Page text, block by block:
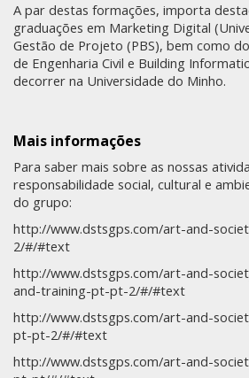
A par destas formações, importa
graduações em Marketing Digital
Gestão de Projeto (PBS), bem como
de Engenharia Civil e Building
decorrer na Universidade do Minho.
Mais informações
Para saber mais sobre as nossas
responsabilidade social, cultural e
do grupo:
http://www.dstsgps.com/art-and-
2/#/#text
http://www.dstsgps.com/art-and-
and-training-pt-pt-2/#/#text
http://www.dstsgps.com/art-and-
pt-pt-2/#/#text
http://www.dstsgps.com/art-and-